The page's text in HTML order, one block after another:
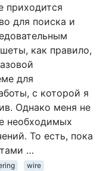
приходится
для поиска и
как правило,
для
с которой я
Однако меня не
необходимых
То есть, пока
…
wire